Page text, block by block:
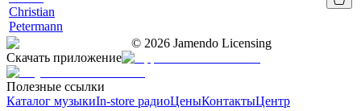
Christian
Petermann
© 2026 Jamendo Licensing
Скачать приложение
Полезные ссылки
Каталог музыкиIn-store радиоЦеныКонтактыЦентр